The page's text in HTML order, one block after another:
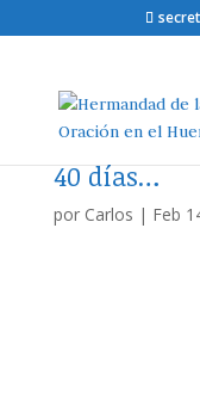
40 días…
por Carlos | Feb